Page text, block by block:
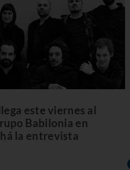
este viernes al
Babilonia en
la entrevista